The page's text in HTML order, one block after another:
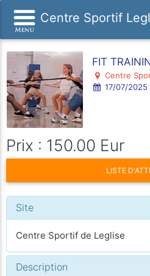
Centre Sportif
FIT
Centre
17/07/
Prix : 150.00 Eur
LISTE
Site
Centre Sportif de Leglise
Description